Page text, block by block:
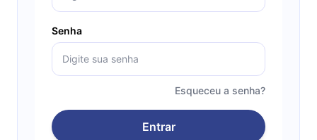
Senha
Esqueceu a senha?
Entrar